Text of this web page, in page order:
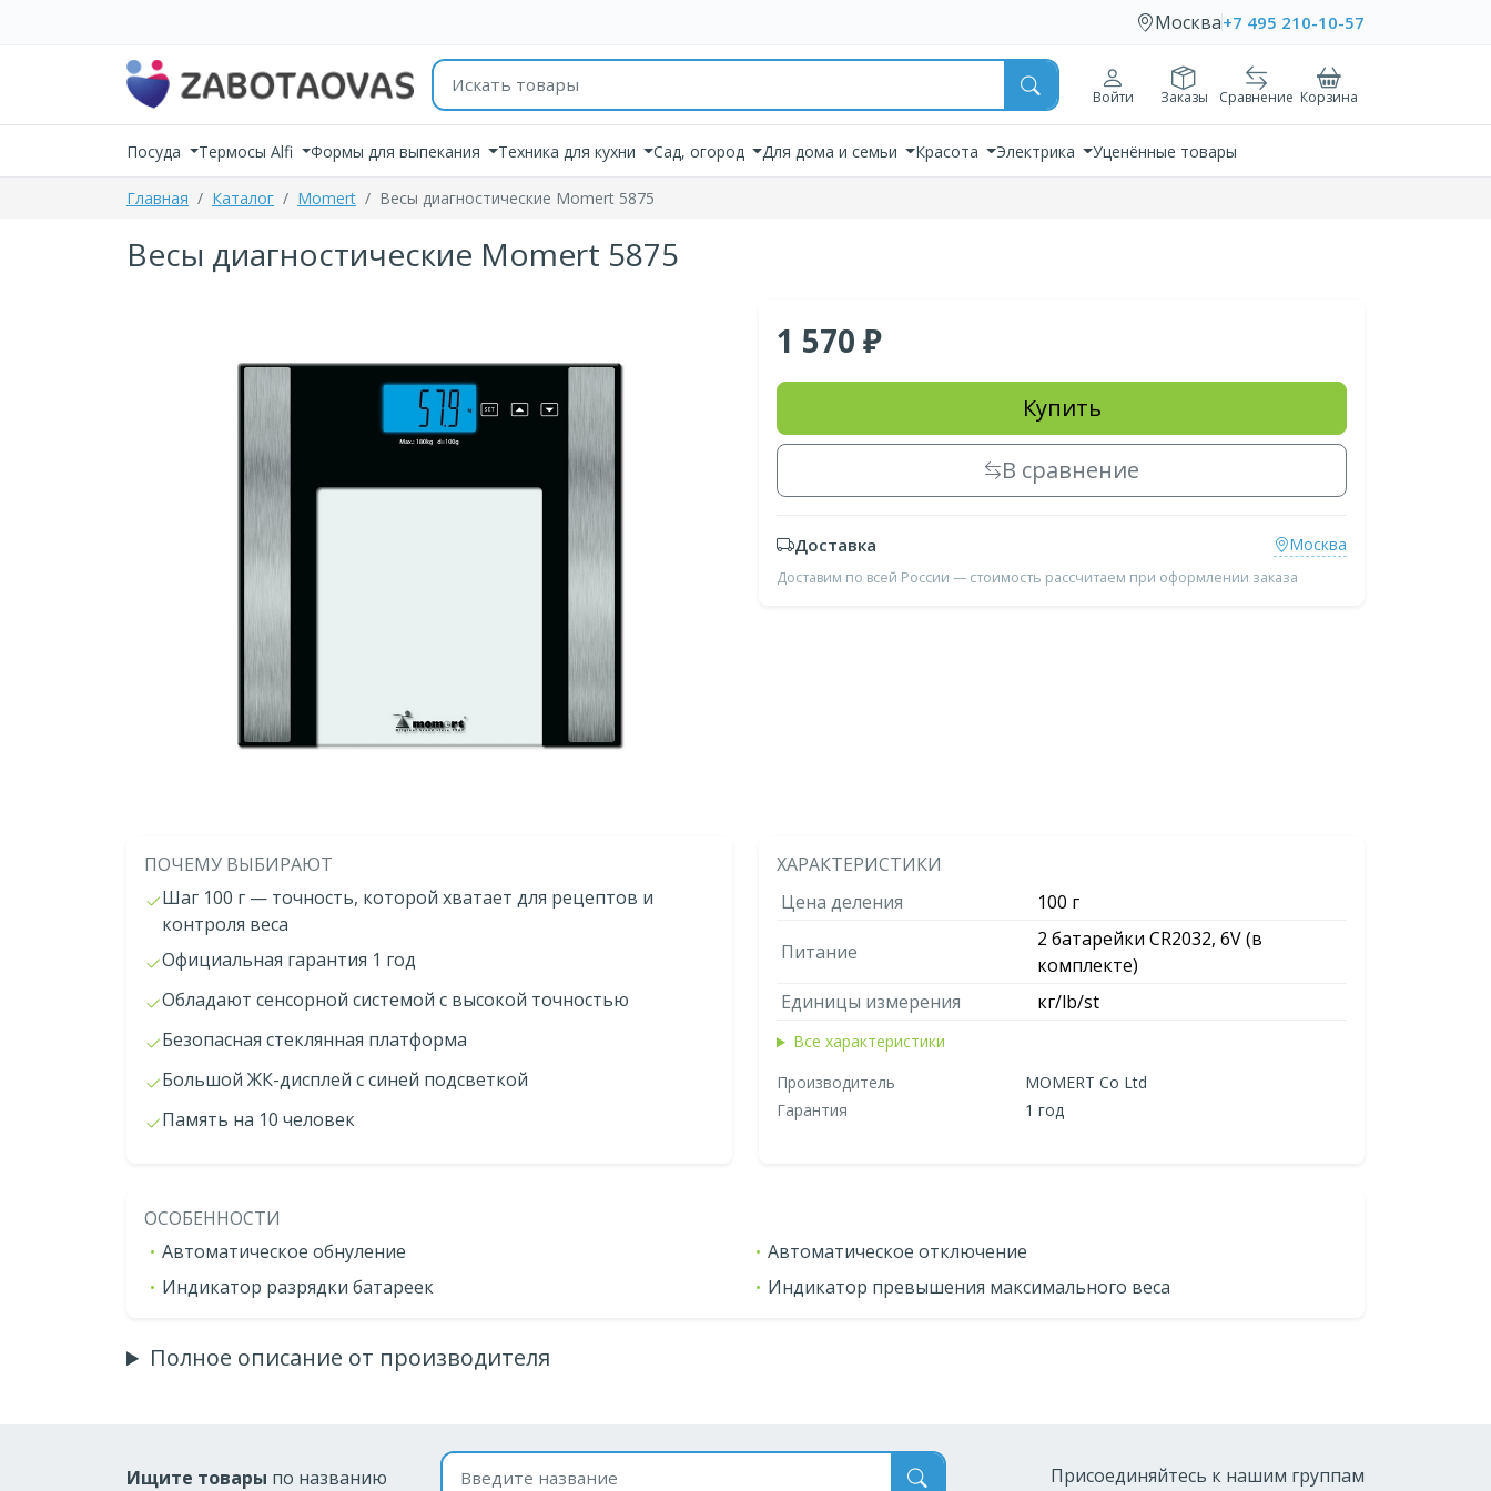
Москва+7 495 210-10-57
Поиск товаров
Войти Заказы Сравнение Корзина
Посуда Термосы Alfi Формы для выпекания Техника для кухни Сад, огород Для дома и семьи Красота Электрика Уценённые товары
Главная Каталог Momert Весы диагностические Momert 5875
Весы диагностические Momert 5875
1 570
Купить
В сравнение
Доставка Москва
Доставим по всей России — стоимость рассчитаем при оформлении заказа
ПОЧЕМУ ВЫБИРАЮТ
Шаг 100 г — точность, которой хватает для рецептов и
контроля веса
Официальная гарантия 1 год
Обладают сенсорной системой с высокой точностью
Безопасная стеклянная платформа
Большой ЖК-дисплей с синей подсветкой
Память на 10 человек
ХАРАКТЕРИСТИКИ
Цена деления
100 г
Питание
2 батарейки CR2032, 6V (в
комплекте)
Единицы измерения
кг/lb/st
Все характеристики
Производитель
MOMERT Co Ltd
Гарантия
1 год
ОСОБЕННОСТИ
Автоматическое обнуление
Автоматическое отключение
Индикатор разрядки батареек
Индикатор превышения максимального веса
Полное описание от производителя
Ищите товары по названию Поиск по названию Присоединяйтесь к нашим группам